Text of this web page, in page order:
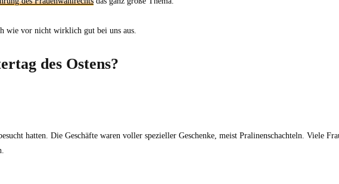
wie vor nicht wirklich gut bei uns aus.
des Ostens?
hatten. Die Geschäfte waren voller spezieller Geschenke, meist Pralinenschachteln. Viele